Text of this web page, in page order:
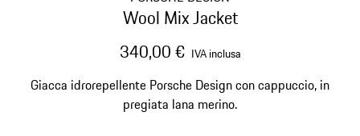
Wool Mix Jacket
340,00 € IVA inclusa
Giacca idrorepellente Porsche Design con cappuccio, in
pregiata lana merino.